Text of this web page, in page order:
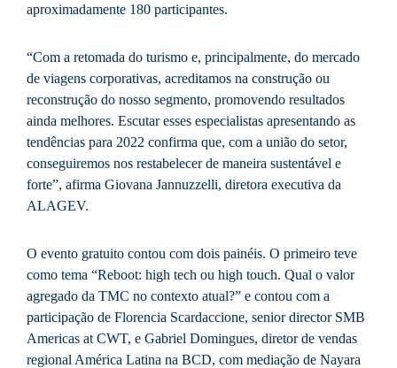
aproximadamente 180 participantes.
“Com a retomada do turismo e, principalmente, do mercado
de viagens corporativas, acreditamos na construção ou
reconstrução do nosso segmento, promovendo resultados
ainda melhores. Escutar esses especialistas apresentando as
tendências para 2022 confirma que, com a união do setor,
conseguiremos nos restabelecer de maneira sustentável e
forte”, afirma Giovana Jannuzzelli, diretora executiva da
ALAGEV.
O evento gratuito contou com dois painéis. O primeiro teve
como tema “Reboot: high tech ou high touch. Qual o valor
agregado da TMC no contexto atual?” e contou com a
participação de Florencia Scardaccione, senior director SMB
Americas at CWT, e Gabriel Domingues, diretor de vendas
regional América Latina na BCD, com mediação de Nayara